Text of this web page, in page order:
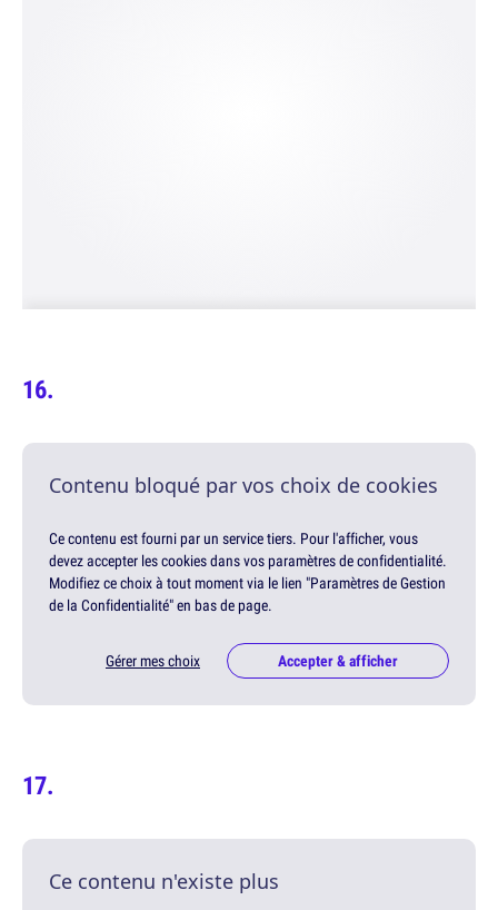
Contenu bloqué par vos choix de cookies
Ce contenu est fourni par un service tiers. Pour l'afficher, vous
devez accepter les cookies dans vos paramètres de confidentialité.
Modifiez ce choix à tout moment via le lien "Paramètres de Gestion
de la Confidentialité" en bas de page.
Gérer mes choix Accepter & afficher
Ce contenu n'existe plus